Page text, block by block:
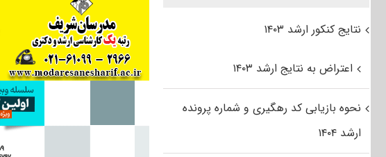
نتایج کنکور ارشد ۱۴۰۳
اعتراض به نتایج ارشد ۱۴۰۳
نحوه بازیابی کد رهگیری و شماره پرونده
ارشد ۱۴۰۴